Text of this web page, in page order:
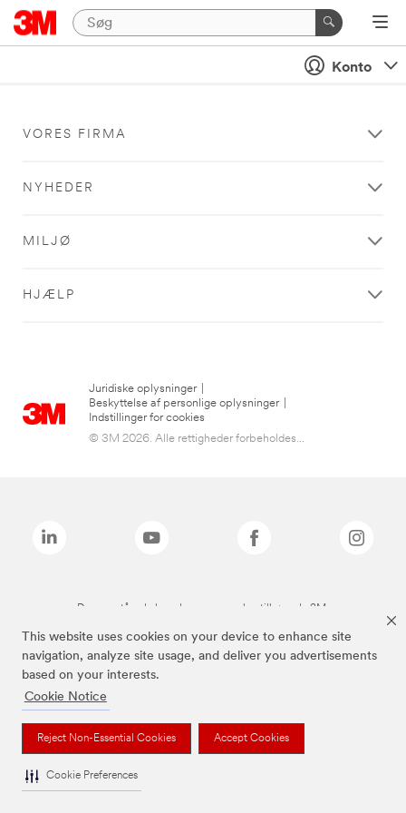
This website uses cookies on your device to enhance site
navigation, analyze site usage, and deliver you advertisements
based on your interests.
Cookie Notice
Reject Non-Essential Cookies Accept Cookies
Cookie Preferences
Konto
VORES FIRMA
NYHEDER
MILJØ
HJÆLP
Juridiske oplysninger
Beskyttelse af personlige oplysninger
Indstillinger for cookies
© 3M 2026. Alle rettigheder forbeholdes...
De ovenstående brands er varemærker tilhørende 3M.